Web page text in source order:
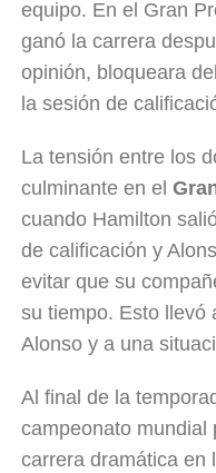
equipo. En el Gran
ganó la carrera
opinión, bloqueara
la sesión de
La tensión entre los
culminante en el
cuando Hamilton
de calificación y
evitar que su
su tiempo. Esto llevó
Alonso y a una
Al final de la
campeonato mundial
carrera dramática en